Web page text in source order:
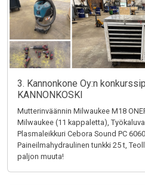
3. Kannonkone Oy:n
KANNONKOSKI
Mutterinväännin Milwaukee M18
Milwaukee (11 kappaletta),
Plasmaleikkuri Cebora Sound PC
Paineilmahydraulinen tunkki 25 t,
paljon muuta!